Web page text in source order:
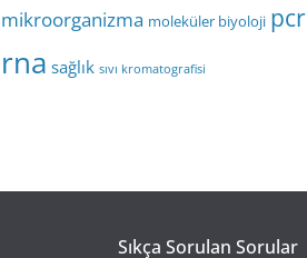
mikroorganizma moleküler biyoloji pcr
rna sağlık sıvı kromatografisi
Sıkça Sorulan Sorular